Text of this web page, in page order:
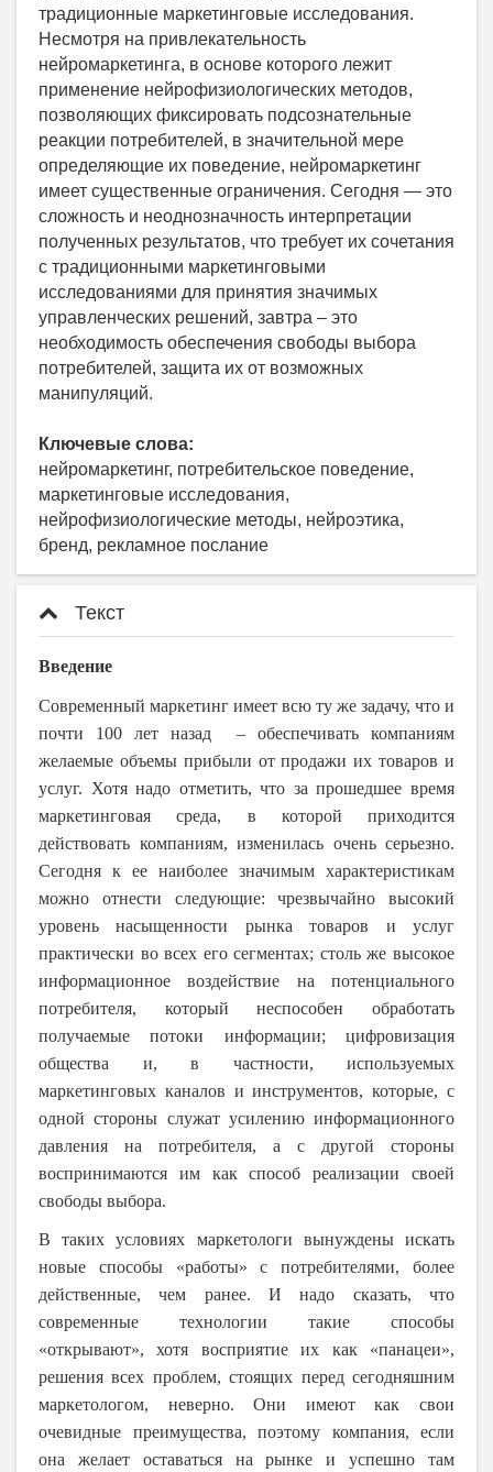
традиционные маркетинговые исследования.
Несмотря на привлекательность
нейромаркетинга, в основе которого лежит
применение нейрофизиологических методов,
позволяющих фиксировать подсознательные
реакции потребителей, в значительной мере
определяющие их поведение, нейромаркетинг
имеет существенные ограничения. Сегодня — это
сложность и неоднозначность интерпретации
полученных результатов, что требует их сочетания
с традиционными маркетинговыми
исследованиями для принятия значимых
управленческих решений, завтра – это
необходимость обеспечения свободы выбора
потребителей, защита их от возможных
манипуляций.
Ключевые слова:
нейромаркетинг, потребительское поведение,
маркетинговые исследования,
нейрофизиологические методы, нейроэтика,
бренд, рекламное послание
Текст
Введение
Современный маркетинг имеет всю ту же задачу, что и
почти 100 лет назад – обеспечивать компаниям
желаемые объемы прибыли от продажи их товаров и
услуг. Хотя надо отметить, что за прошедшее время
маркетинговая среда, в которой приходится
действовать компаниям, изменилась очень серьезно.
Сегодня к ее наиболее значимым характеристикам
можно отнести следующие: чрезвычайно высокий
уровень насыщенности рынка товаров и услуг
практически во всех его сегментах; столь же высокое
информационное воздействие на потенциального
потребителя, который неспособен обработать
получаемые потоки информации; цифровизация
общества и, в частности, используемых
маркетинговых каналов и инструментов, которые, с
одной стороны служат усилению информационного
давления на потребителя, а с другой стороны
воспринимаются им как способ реализации своей
свободы выбора.
В таких условиях маркетологи вынуждены искать
новые способы «работы» с потребителями, более
действенные, чем ранее. И надо сказать, что
современные технологии такие способы
«открывают», хотя восприятие их как «панацеи»,
решения всех проблем, стоящих перед сегодняшним
маркетологом, неверно. Они имеют как свои
очевидные преимущества, поэтому компания, если
она желает оставаться на рынке и успешно там